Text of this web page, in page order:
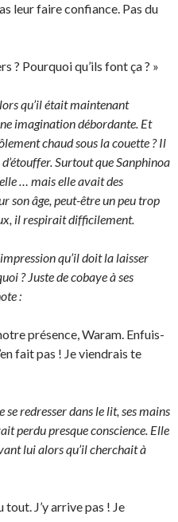
leur faire confiance. Pas du
? Pourquoi qu’ils font ça ? »
qu’il était maintenant
imagination débordante. Et
chaud sous la couette ? Il
Surtout que Sanphinoa
… mais elle avait des
son âge, peut-être un peu trop
il respirait difficilement.
qu’il doit la laisser
? Juste de cobaye à ses
:
présence, Waram. Enfuis-
fait pas ! Je viendrais te
redresser dans le lit, ses mains
perdu presque conscience. Elle
lui alors qu’il cherchait à
tout. J’y arrive pas ! Je